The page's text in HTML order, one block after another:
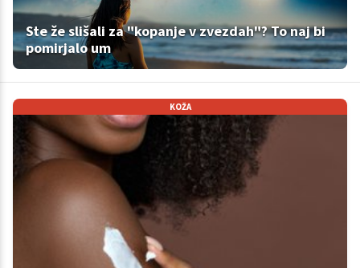
Ste že slišali za "kopanje v zvezdah"? To naj bi
pomirjalo um
KOŽA